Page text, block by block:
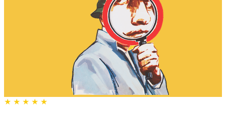
★ ★ ★ ★ ★